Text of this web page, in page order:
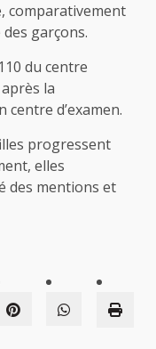
comparativement
garçons.
du centre
la
d’examen.
progressent
elles
des mentions et